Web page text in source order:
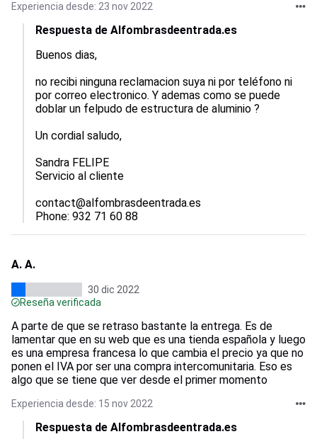
Experiencia desde: 23 nov 2022
Respuesta de Alfombrasdeentrada.es
Buenos dias,
no recibi ninguna reclamacion suya ni por teléfono ni
por correo electronico. Y ademas como se puede
doblar un felpudo de estructura de aluminio ?
Un cordial saludo,
Sandra FELIPE
Servicio al cliente
contact@alfombrasdeentrada.es
Phone: 932 71 60 88
A. A.
30 dic 2022
Reseña verificada
A parte de que se retraso bastante la entrega. Es de
lamentar que en su web que es una tienda española y luego
es una empresa francesa lo que cambia el precio ya que no
ponen el IVA por ser una compra intercomunitaria. Eso es
algo que se tiene que ver desde el primer momento
Experiencia desde: 15 nov 2022
Respuesta de Alfombrasdeentrada.es